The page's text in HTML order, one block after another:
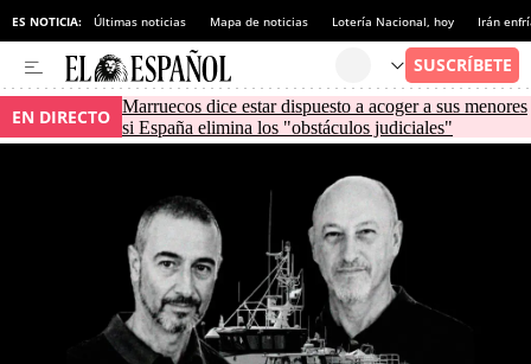
ES NOTICIA: Últimas noticias Mapa de noticias Lotería Nacional, hoy Irán
EN DIRECTO Marruecos dice estar dispuesto a acoger a sus menores
si España elimina los "obstáculos judiciales"